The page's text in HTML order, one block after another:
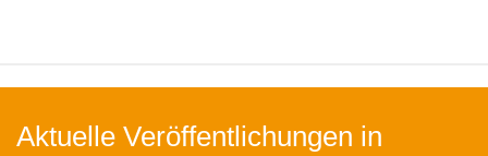
Aktuelle Veröffentlichungen in